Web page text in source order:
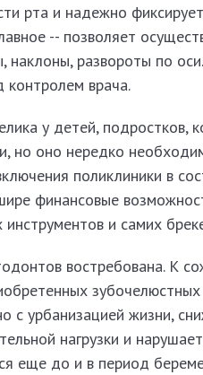
рта и надежно
-- позволяет
развороты по
контролем врача.
у детей, подростков,
но оно нередко
поликлиники в
финансовые
и самих
востребована. К
с урбанизацией жизни,
нагрузки и
еще до и в период